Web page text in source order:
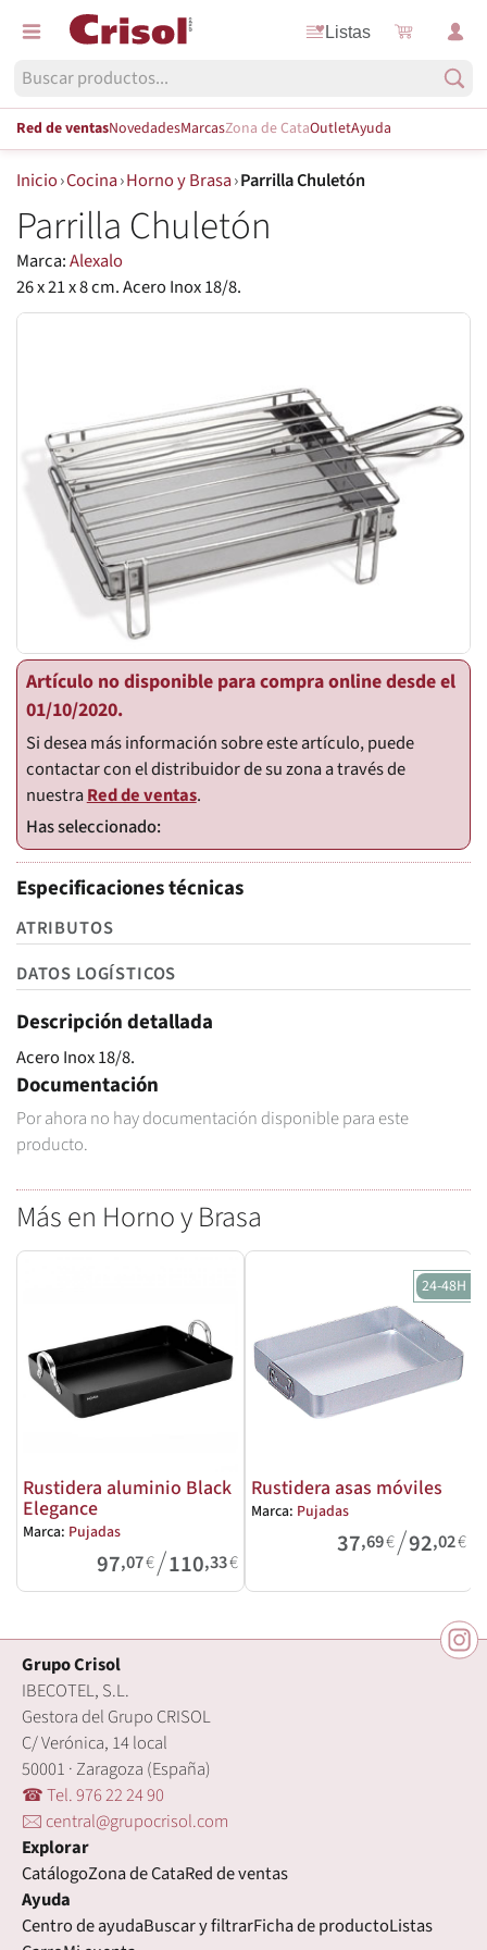
Listas
Red de ventasNovedadesMarcasZona de CataOutletAyuda
Inicio›Cocina›Horno y Brasa›Parrilla Chuletón
Parrilla Chuletón
Marca:Alexalo
26 x 21 x 8 cm. Acero Inox 18/8.
Artículo no disponible para compra online desde el
01/10/2020.
Si desea más información sobre este artículo, puede
contactar con el distribuidor de su zona a través de
nuestraRed de ventas.
Especificaciones técnicas
ATRIBUTOS
DATOS LOGÍSTICOS
Descripción detallada
Acero Inox 18/8.
Documentación
Por ahora no hay documentación disponible para este
producto.
Más en Horno y Brasa
Rustidera aluminio Black
Elegance
Marca: Pujadas
97,07€/110,33€
24-48H
Rustidera asas móviles
Marca: Pujadas
37,69€/92,02€
Grupo Crisol
IBECOTEL, S.L.
Gestora del Grupo CRISOL
C/ Verónica, 14 local
50001 · Zaragoza (España)
☎ Tel. 976 22 24 90
🖂 central@grupocrisol.com
Explorar
CatálogoZona de CataRed de ventas
Ayuda
Centro de ayudaBuscar y filtrarFicha de productoListas